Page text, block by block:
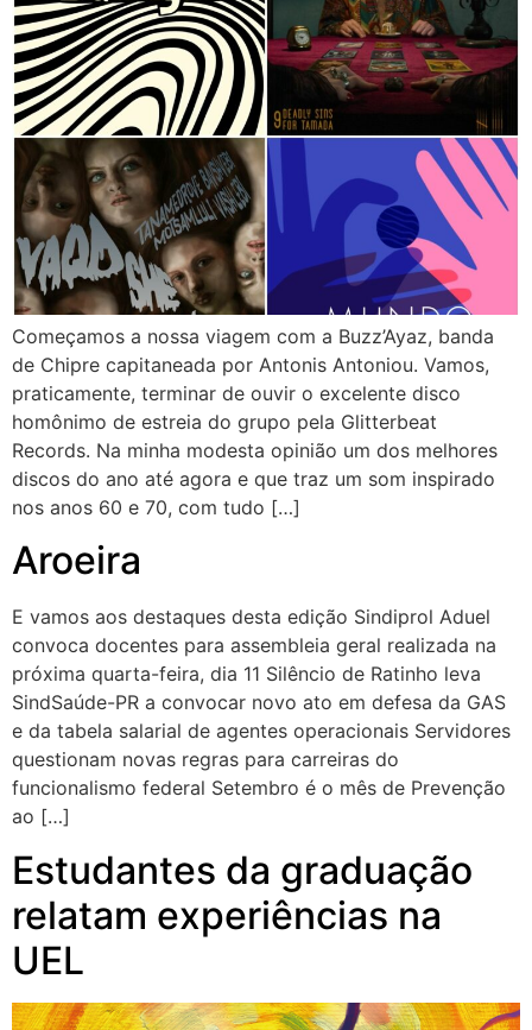
Começamos a nossa viagem com a Buzz’Ayaz, banda
de Chipre capitaneada por Antonis Antoniou. Vamos,
praticamente, terminar de ouvir o excelente disco
homônimo de estreia do grupo pela Glitterbeat
Records. Na minha modesta opinião um dos melhores
discos do ano até agora e que traz um som inspirado
nos anos 60 e 70, com tudo […]
Aroeira
E vamos aos destaques desta edição Sindiprol Aduel
convoca docentes para assembleia geral realizada na
próxima quarta-feira, dia 11 Silêncio de Ratinho leva
SindSaúde-PR a convocar novo ato em defesa da GAS
e da tabela salarial de agentes operacionais Servidores
questionam novas regras para carreiras do
funcionalismo federal Setembro é o mês de Prevenção
ao […]
Estudantes da graduação
relatam experiências na
UEL